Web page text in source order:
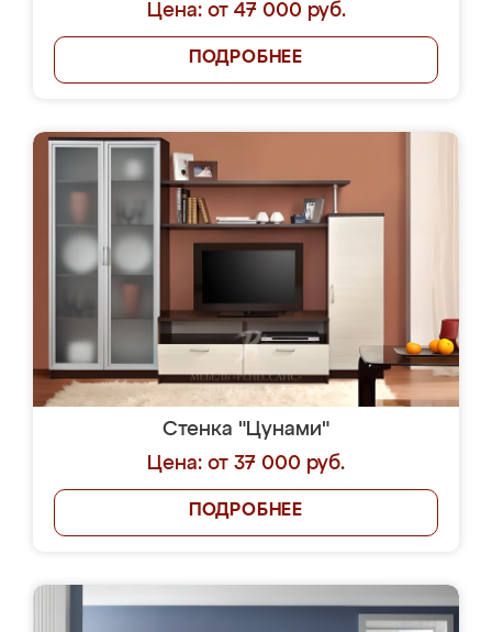
Цена: от 47 000 руб.
ПОДРОБНЕЕ
Стенка "Цунами"
Цена: от 37 000 руб.
ПОДРОБНЕЕ